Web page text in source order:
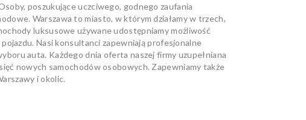
poszukujące uczciwego, godnego zaufania
Warszawa to miasto, w którym działamy w trzech,
luksusowe używane udostępniamy możliwość
Nasi konsultanci zapewniają profesjonalne
auta. Każdego dnia oferta naszej firmy uzupełniana
nowych samochodów osobowych. Zapewniamy także
i okolic.